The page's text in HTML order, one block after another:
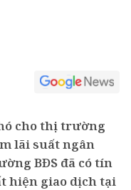
cho thị trường
lãi suất ngân
BĐS đã có tín
hiện giao dịch tại